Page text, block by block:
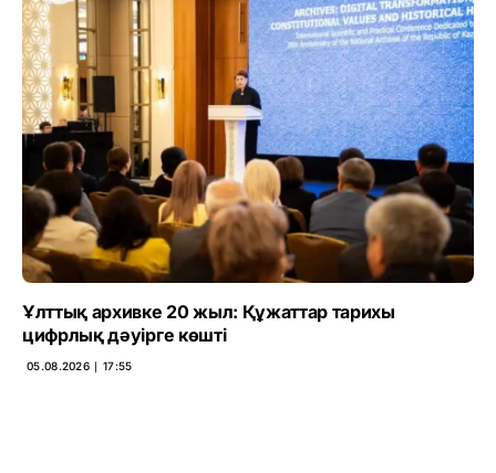
Ұлттық архивке 20 жыл: Құжаттар тарихы
цифрлық дәуірге көшті
05.08.2026 ∣ 17:55